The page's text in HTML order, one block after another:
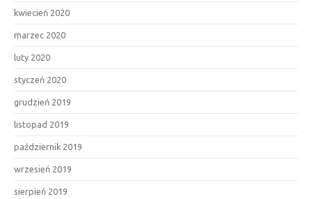
kwiecień 2020
marzec 2020
luty 2020
styczeń 2020
grudzień 2019
listopad 2019
październik 2019
wrzesień 2019
sierpień 2019